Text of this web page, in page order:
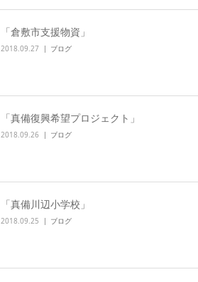
「倉敷市支援物資」
2018.09.27 ブログ
「真備復興希望プロジェクト」
2018.09.26 ブログ
「真備川辺小学校」
2018.09.25 ブログ